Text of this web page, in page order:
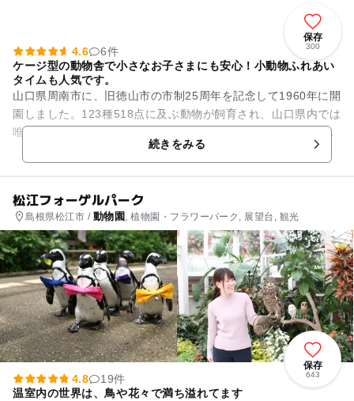
保存
300
4.6
6件
ケージ型の動物舎で小さなお子さまにも安心！小動物ふれあい
タイムも人気です。
山口県周南市に、旧徳山市の市制25周年を記念して1960年に開
園しました。123種518点に及ぶ動物が飼育され、山口県内では
唯一の本格的な動物園です。園内には、主にケージ型の動物舎
続きをみる
松江フォーゲルパーク
島根県松江市 / 動物園 , 植物園・フラワーパーク, 展望台, 観光
保存
643
4.8
19件
温室内の世界は、鳥や花々で満ち溢れてます